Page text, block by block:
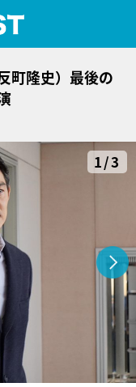
町隆史）最後の
1/3